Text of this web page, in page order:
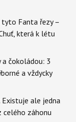
Fanta řezy –
která k létu
čokoládou: 3
a vždycky
Existuje ale jedna
celého záhonu